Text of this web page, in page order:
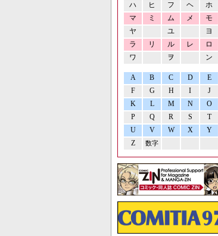
ハ
ヒ フ ヘ
ホ
マ
ミ ム メ
モ
ヤ
ユ
ヨ
ラ
リ ル レ
ロ
ワ
ヲ ン
A B C D
E
F
G H I
J
K
L M N
O
P
Q R S
T
U
V W X
Y
Z
数字